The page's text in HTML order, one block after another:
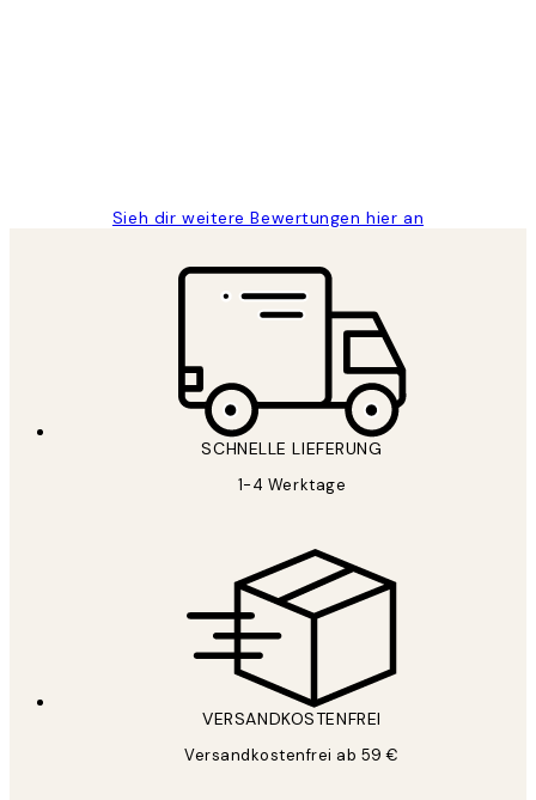
Sieh dir weitere Bewertungen hier an
SCHNELLE LIEFERUNG
1-4 Werktage
VERSANDKOSTENFREI
Versandkostenfrei ab 59 €